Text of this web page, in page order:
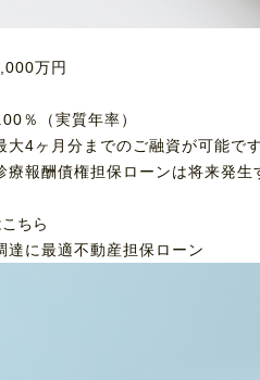
万円
％（実質年率）
大4ヶ月分までのご融資が可能です
療報酬債権担保ローンは将来発
ちら
達に最適不動産担保ローン